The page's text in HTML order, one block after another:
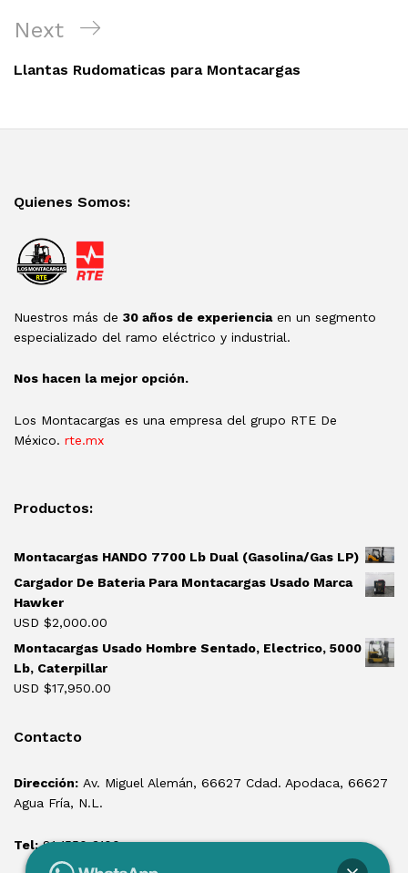
Next
Post
Next
Llantas Rudomaticas para Montacargas
Quienes Somos:
Nuestros más de 30 años de experienciaen un segmento
especializado del ramo eléctrico y industrial.
Nos hacen la mejor opción.
Los Montacargas es una empresa del grupo RTE De
México. rte.mx
Productos:
Montacargas HANDO 7700 Lb Dual (Gasolina/Gas LP)
Cargador De Bateria Para Montacargas Usado Marca
Hawker
USD $2,000.00
Montacargas Usado Hombre Sentado, Electrico, 5000
Lb, Caterpillar
USD $17,950.00
Contacto
Dirección: Av. Miguel Alemán, 66627 Cdad. Apodaca, 66627
Agua Fría, N.L.
Tel:81 1550 3100